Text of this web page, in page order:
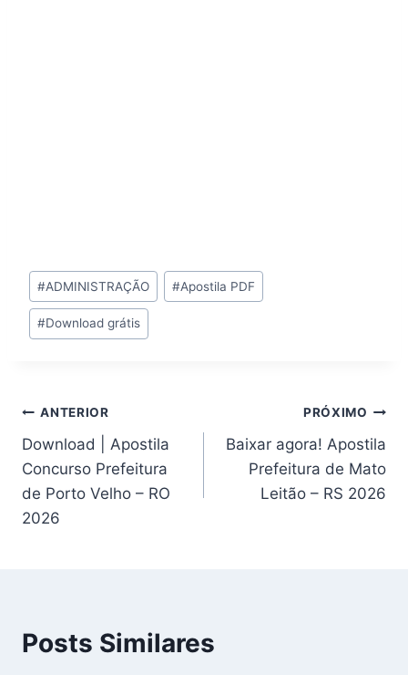
Tags
do
Post:
#ADMINISTRAÇÃO #Apostila PDF
#Download grátis
Navegação
de
Post
ANTERIOR
Download | Apostila
Concurso Prefeitura
de Porto Velho – RO
2026
PRÓXIMO
Baixar agora! Apostila
Prefeitura de Mato
Leitão – RS 2026
Posts Similares